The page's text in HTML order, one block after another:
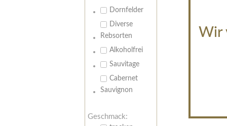
Wir
Dornfelder
Diverse
Rebsorten
Alkoholfrei
Sauvitage
Cabernet
Sauvignon
Geschmack: